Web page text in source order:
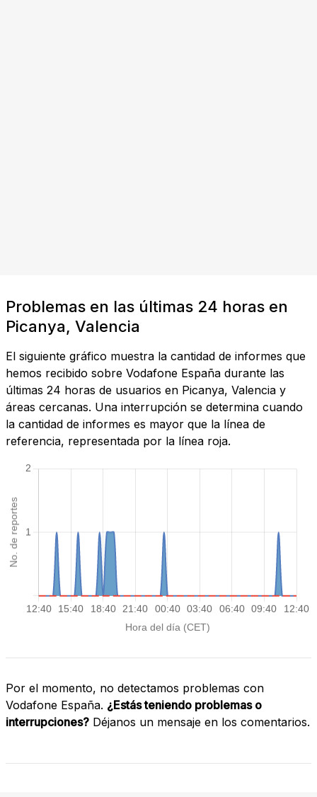
Problemas en las últimas 24 horas en
Picanya, Valencia
El siguiente gráfico muestra la cantidad de informes que
hemos recibido sobre Vodafone España durante las
últimas 24 horas de usuarios en Picanya, Valencia y
áreas cercanas. Una interrupción se determina cuando
la cantidad de informes es mayor que la línea de
referencia, representada por la línea roja.
Por el momento, no detectamos problemas con
Vodafone España. ¿Estás teniendo problemas o
interrupciones? Déjanos un mensaje en los comentarios.